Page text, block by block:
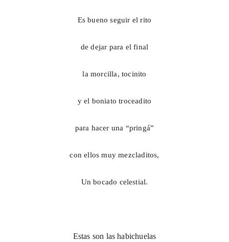
Es bueno seguir el rito
de dejar para el final
la morcilla, tocinito
y el boniato troceadito
para hacer una “pringá”
con ellos muy mezcladitos,
Un bocado celestial.
Estas son las habichuelas